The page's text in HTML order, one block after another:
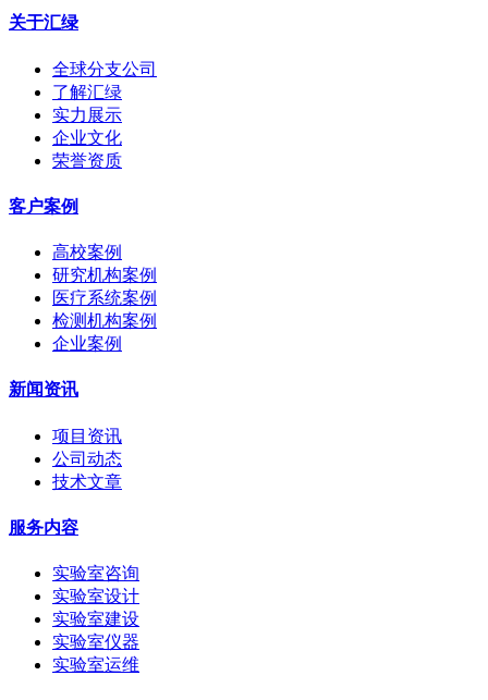
关于汇绿
全球分支公司
了解汇绿
实力展示
企业文化
荣誉资质
客户案例
高校案例
研究机构案例
医疗系统案例
检测机构案例
企业案例
新闻资讯
项目资讯
公司动态
技术文章
服务内容
实验室咨询
实验室设计
实验室建设
实验室仪器
实验室运维